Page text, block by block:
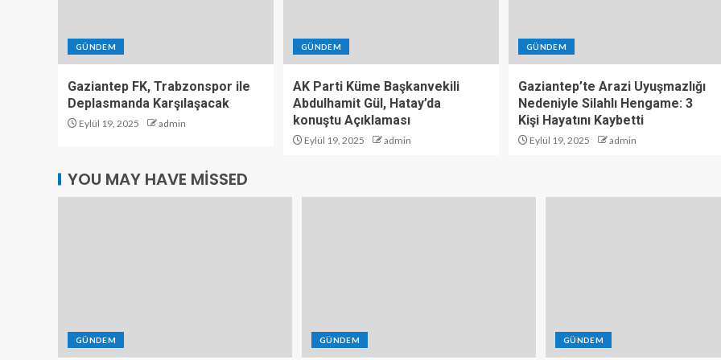
GÜNDEM
Gaziantep FK, Trabzonspor ile
Deplasmanda Karşılaşacak
Eylül 19, 2025 admin
GÜNDEM
AK Parti Küme Başkanvekili
Abdulhamit Gül, Hatay’da
konuştu Açıklaması
Eylül 19, 2025 admin
GÜNDEM
Gaziantep’te Arazi Uyuşmazlığı
Nedeniyle Silahlı Hengame: 3
Kişi Hayatını Kaybetti
Eylül 19, 2025 admin
YOU MAY HAVE MISSED
GÜNDEM GÜNDEM GÜNDEM